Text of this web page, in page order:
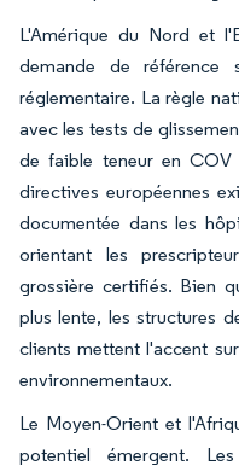
L'Amérique du Nord et
demande de référence
réglementaire. La règle
avec les tests de
de faible teneur en
directives européennes
documentée dans les
orientant les
grossière certifiés. Bien
plus lente, les structures
clients mettent l'accent
environnementaux.
Le Moyen-Orient et
potentiel émergent.